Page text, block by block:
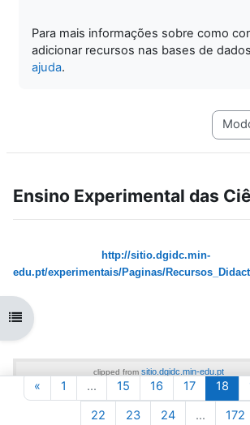
Abrir índice da disciplina
Para mais informações sobre como
adicionar recursos nas bases de
ajuda.
Ensino Experimental das
http://sitio.dgidc.min-
edu.pt/experimentais/Paginas/
clipped from sitio.dgidc.min-edu.pt
Educação em Ciências e Ensino Experimental
«Página anterior
1 Página 1
… 15Página 15
16Página 16
17Página 17
18
22 Página 22
23Página 23
24Página 24
… 172